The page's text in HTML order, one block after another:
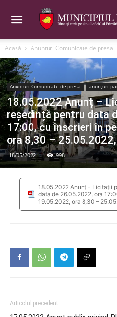
Acasă Anunturi Comunicate de presa
Anunturi Comunicate de presa anunțuri
18.05.2022 Anunț –
reședință pentru data
17:00, cu înscrieri în
ora 8,30 –
18/05/2022 998
18.05.2022 Anunț - Licitații
data de 26.05.2022, ora
19.05.2022, ora 8,30 –
Articolul precedent